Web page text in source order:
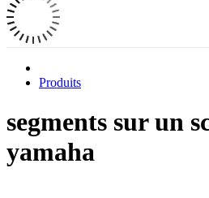
Produits
segments sur un
yamaha